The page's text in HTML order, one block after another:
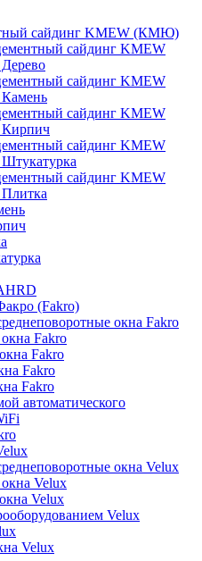
сайдинг KMEW (КМЮ)
сайдинг KMEW
сайдинг KMEW
сайдинг KMEW
сайдинг KMEW
сайдинг KMEW
(Fakro)
окна Fakro
Fakro
Fakro
Fakro
Fakro
автоматического
окна Velux
Velux
Velux
Velux
Velux